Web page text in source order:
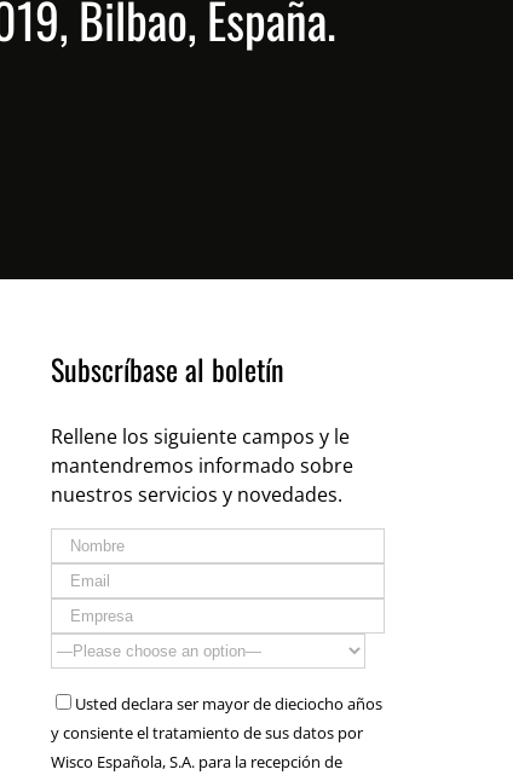
Bilbao, España.
Subscríbase al boletín
Rellene los siguiente campos y le
mantendremos informado sobre
nuestros servicios y novedades.
Usted declara ser mayor de dieciocho años
y consiente el tratamiento de sus datos por
Wisco Española, S.A. para la recepción de